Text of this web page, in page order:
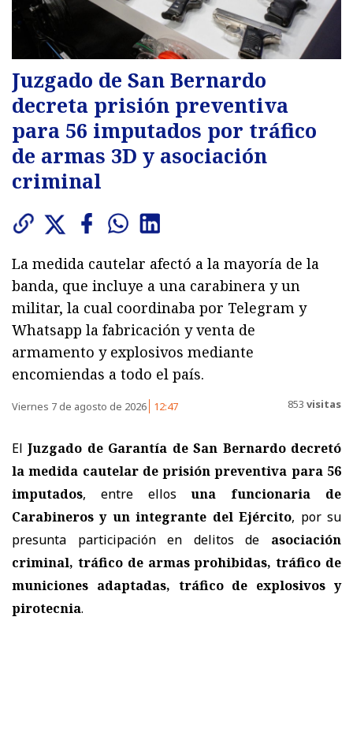
Juzgado de San Bernardo
decreta prisión preventiva
para 56 imputados por tráfico
de armas 3D y asociación
criminal
La medida cautelar afectó a la mayoría de la
banda, que incluye a una carabinera y un
militar, la cual coordinaba por Telegram y
Whatsapp la fabricación y venta de
armamento y explosivos mediante
encomiendas a todo el país.
Viernes 7 de agosto de 2026 12:47 853 visitas
ElJuzgado de Garantía de San Bernardo decretó
la medida cautelar de prisión preventiva para 56
imputados, entre ellosuna funcionaria de
Carabineros y un integrante del Ejército, por su
presunta participación en delitos de asociación
criminal, tráfico de armas prohibidas, tráfico de
municiones adaptadas, tráfico de explosivos y
pirotecnia.